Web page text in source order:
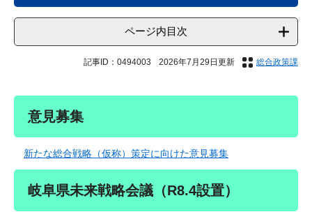
ページ内目次
記事ID：0494003 2026年7月29日更新 総合政策課
意見募集
新たな総合戦略（仮称）策定に向けた意見募集
岐阜県未来戦略会議（R8.4設置）